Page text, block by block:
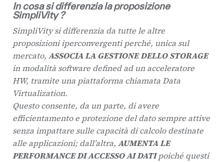
In cosa si differenzia la proposizione
SimpliVity ?
SimpliVity si differenzia da tutte le altre
proposizioni iperconvergenti perché, unica sul
mercato, ASSOCIA LA GESTIONE DELLO STORAGE
in modalità software defined ad un acceleratore
HW, tramite una piattaforma chiamata Data
Virtualization.
Questo consente, da un parte, di avere
efficientamento e protezione del dato sempre attive
senza impattare sulle capacità di calcolo destinate
alle applicazioni; dall’altra, AUMENTA LE
PERFORMANCE DI ACCESSO AI DATIpoiché questi